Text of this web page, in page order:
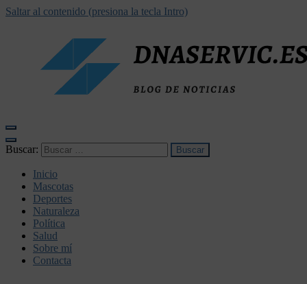
Saltar al contenido (presiona la tecla Intro)
Buscar:
Inicio
Mascotas
Deportes
Naturaleza
Política
Salud
Sobre mí
Contacta